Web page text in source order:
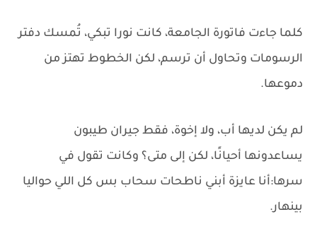
كلما جاءت فاتورة الجامعة، كانت نورا تبكي، تُمسك دفتر
الرسومات وتحاول أن ترسم، لكن الخطوط تهتز من
دموعها.
لم يكن لديها أب، ولا إخوة، فقط جيران طيبون
يساعدونها أحيانًا، لكن إلى متى؟ وكانت تقول في
سرها:أنا عايزة أبني ناطحات سحاب بس كل اللي حواليا
بينهار.